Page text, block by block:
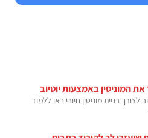
המוניטין באמצעות יוטיוב
לצורך בניית מוניטין חיובי באו ללמוד